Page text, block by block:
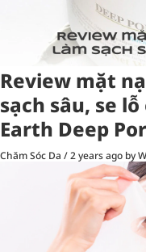
Review mặt
sạch sâu, se
Earth Deep
Chăm Sóc Da /2 years ago by